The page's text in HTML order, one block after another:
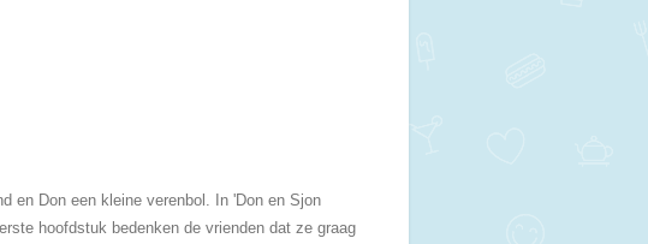
en Don een kleine verenbol. In 'Don en Sjon
hoofdstuk bedenken de vrienden dat ze graag